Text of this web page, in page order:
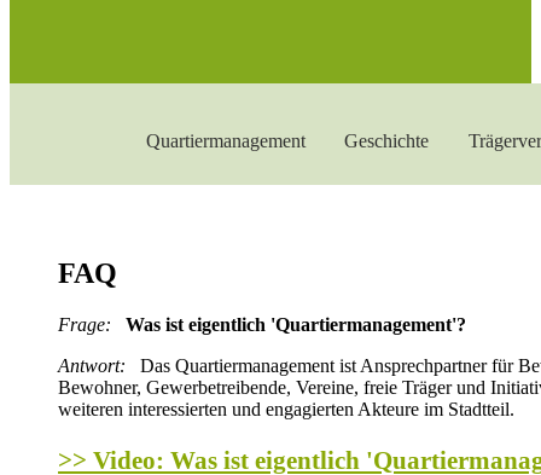
Geschichte
Quartiermanagement
FAQ
Frage: Was ist eigentlich 'Quartiermanagement'?
Antwort: Das Quartiermanagement ist Ansprechpartner für
Bewohner, Gewerbetreibende, Vereine, freie Träger und
weiteren interessierten und engagierten Akteure im Stadtteil.
>> Video: Was ist eigentlich